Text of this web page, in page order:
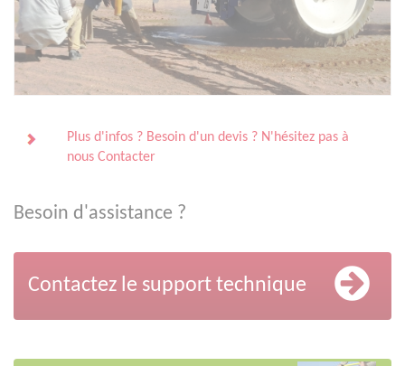
Plus d'infos ? Besoin d'un devis ? N'hésitez pas à
nous Contacter
Besoin d'assistance ?
Contactez le support technique